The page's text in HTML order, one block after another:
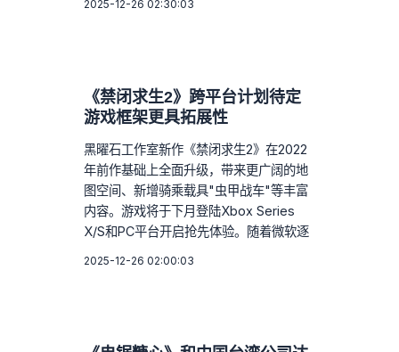
2025-12-26 02:30:03
《禁闭求生2》跨平台计划待定
游戏框架更具拓展性
黑曜石工作室新作《禁闭求生2》在2022
年前作基础上全面升级，带来更广阔的地
图空间、新增骑乘载具"虫甲战车"等丰富
内容。游戏将于下月登陆Xbox Series
X/S和PC平台开启抢先体验。随着微软逐
2025-12-26 02:00:03